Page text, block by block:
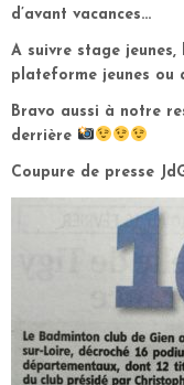
d’avant vacances…
A suivre stage jeunes,
plateforme jeunes ou
Bravo aussi à notre
derrière
Coupure de presse